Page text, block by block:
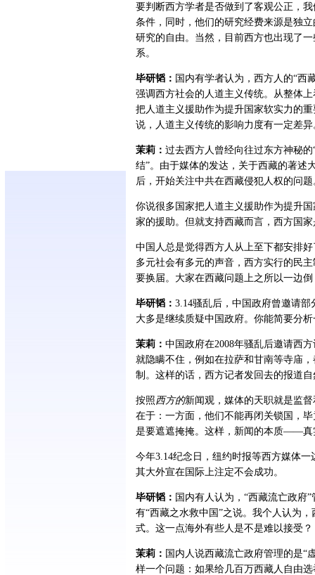
要判断西方学者是否做到了客观公正，
条件，同时，他们的研究经费来源是独
研究的自由。当然，目前西方也出现了
系。
毕研韬： 国内有学者认为，西方人的“西
强调西方社会的人道主义传统。从整体
把人道主义援助作为提升国家软实力的
说，人道主义传统的影响力度有一定差
茉莉： 过去西方人曾经向往过东方神秘
结”。由于媒体的发达，关于西藏的著述
后，开始关注中共在西藏侵犯人权的问题
你说很多国家把人道主义援助作为提升
家的援助。但就支持西藏而言，西方国
中国人总是觉得西方人从上至下都安排
多元社会有多元的声音，西方实行的民
要换届。大家在西藏问题上之所以一边
毕研韬： 3.14骚乱后，中国政府曾邀请
大多是继续质疑中国政府。你能简要分
茉莉： 中国政府在2008年骚乱后邀请西
就隐瞒不住，例如在拉萨和甘南等寺庙
制。这样的话，西方记者发回去的报道
按照 西方的新闻观，媒体的天职就是监
在于：一方面，他们不能再闭关锁国，
是要遮遮掩掩。这样，新闻的本质——真
今年3.14纪念日，纽约时报等西方媒体
其大外宣在国际上注定不会成功。
毕研韬： 国内有人认为，“西藏流亡政府
有“西藏之水救中国”之说。我个人认为
式。这一点海外有些人是不是难以接受？
茉莉： 国内人说西藏流亡政府管理的是“
样一个问题：如果给几百万西藏人自由